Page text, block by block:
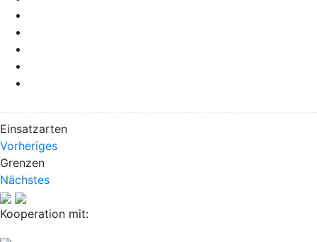
Einsatzarten
Vorheriges
Grenzen
Nächstes
Kooperation mit: